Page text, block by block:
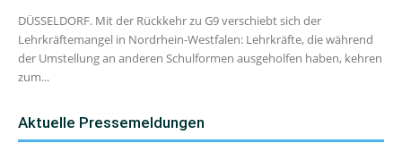
DÜSSELDORF. Mit der Rückkehr zu G9 verschiebt sich der
Lehrkräftemangel in Nordrhein-Westfalen: Lehrkräfte, die während
der Umstellung an anderen Schulformen ausgeholfen haben, kehren
zum...
Aktuelle Pressemeldungen